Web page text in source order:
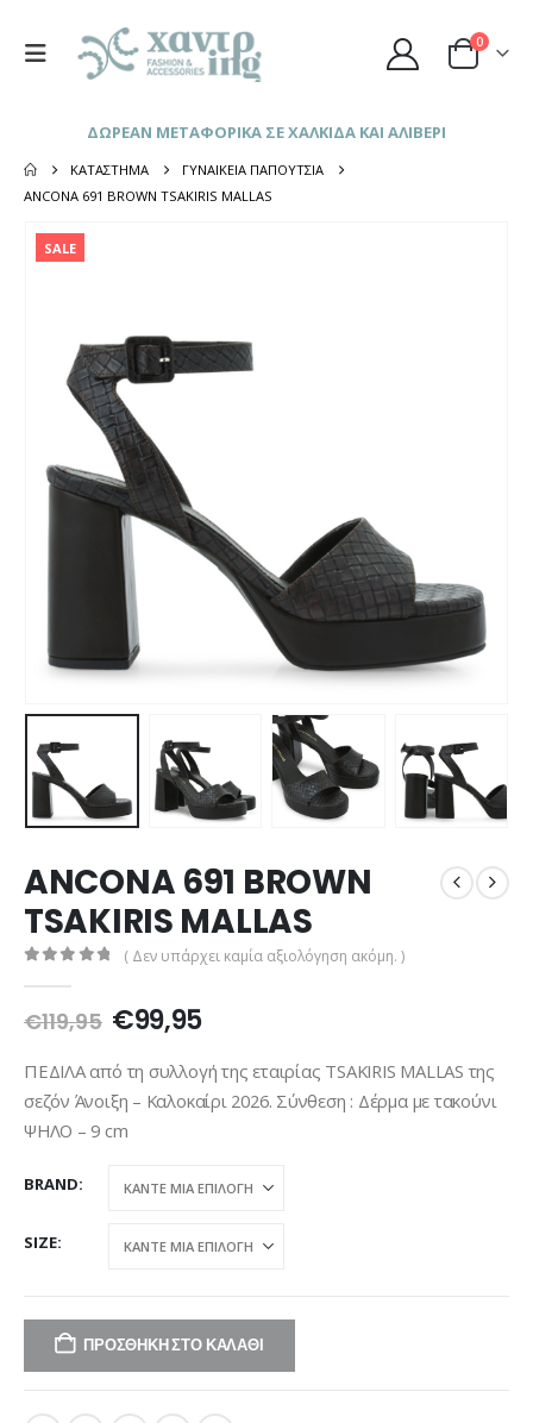
0
ΔΩΡΕΑΝ ΜΕΤΑΦΟΡΙΚΑ ΣΕ ΧΑΛΚΙΔΑ ΚΑΙ ΑΛΙΒΕΡΙ
ΚΑΤΆΣΤΗΜΑ
ΓΥΝΑΙΚΕΊΑ ΠΑΠΟΎΤΣΙΑ
ANCONA 691 BROWN TSAKIRIS MALLAS
SALE
ANCONA 691 BROWN
TSAKIRIS MALLAS
( Δεν υπάρχει καμία αξιολόγηση ακόμη. )
€119,95 Original
was:
€119,95.
€99,95Η
τιμή
είναι:
€99,95.
ΠΕΔΙΛΑ από τη συλλογή της εταιρίας TSAKIRIS MALLAS της
σεζόν Άνοιξη – Καλοκαίρι 2026. Σύνθεση : Δέρμα με τακούνι
ΨΗΛΟ – 9 cm
BRAND
SIZE
ΠΡΟΣΘΉΚΗ ΣΤΟ ΚΑΛΆΘΙ